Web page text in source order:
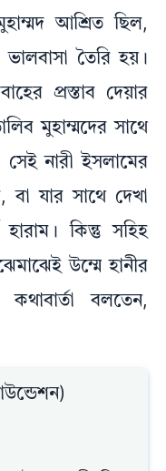
আশ্রিত ছিল,
তৈরি হয়।
প্রস্তাব দেয়ার
মুহাম্মদের সাথে
সেই নারী ইসলামের
বা যার সাথে দেখা
কিন্তু সহিহ
উম্মে হানীর
কথাবার্তা বলতেন,